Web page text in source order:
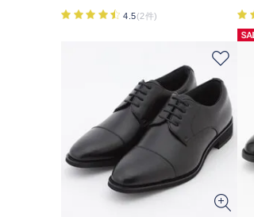
4.5(2件)